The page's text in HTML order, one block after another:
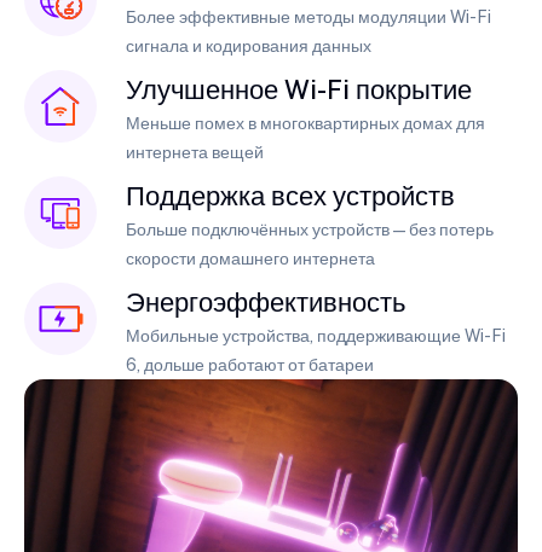
Более эффективные методы модуляции Wi-Fi
сигнала и кодирования данных
Улучшенное Wi-Fi покрытие
Меньше помех в многоквартирных домах для
интернета вещей
Поддержка всех устройств
Больше подключённых устройств — без потерь
скорости домашнего интернета
Энергоэффективность
Мобильные устройства, поддерживающие Wi-Fi
6, дольше работают от батареи